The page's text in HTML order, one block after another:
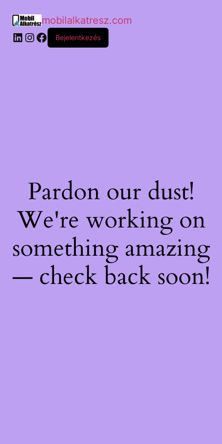
mobilalkatresz.com
Bejelentkezés
Pardon our dust!
We're working on
something amazing
— check back soon!